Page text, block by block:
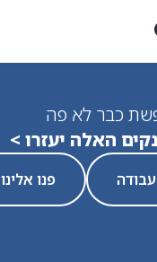
כבר לא פה
האלה יעזרו >
פנו אלינו